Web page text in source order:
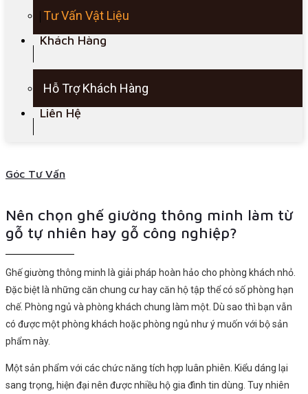
Tư Vấn Vật Liệu
Khách Hàng
Hỗ Trợ Khách Hàng
Liên Hệ
Góc Tư Vấn
Nên chọn ghế giường thông minh làm từ
gỗ tự nhiên hay gỗ công nghiệp?
Ghế giường thông minh là giải pháp hoàn hảo cho phòng khách nhỏ.
Đặc biệt là những căn chung cư hay căn hộ tập thể có số phòng hạn
chế. Phòng ngủ và phòng khách chung làm một. Dù sao thì bạn vẫn
có được một phòng khách hoặc phòng ngủ như ý muốn với bộ sản
phẩm này.
Một sản phẩm với các chức năng tích hợp luân phiên. Kiểu dáng lại
sang trọng, hiện đại nên được nhiều hộ gia đình tin dùng. Tuy nhiên